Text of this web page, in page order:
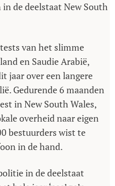
de deelstaat New South
van het slimme
en Saudie Arabië,
jaar over een langere
Gedurende 6 maanden
in New South Wales,
overheid naar eigen
bestuurders wist te
in de hand.
in de deelstaat